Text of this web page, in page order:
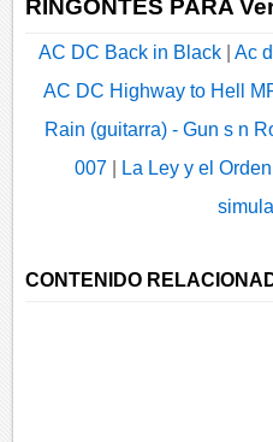
RINGONTES PARA
AC DC Back in Black Ac
AC DC Highway to Hell
Rain (guitarra) - Gun s n
007| La Ley y el Orden
CONTENIDO